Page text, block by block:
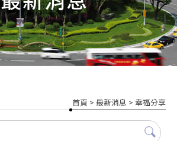
首頁 >最新消息 >幸福分享